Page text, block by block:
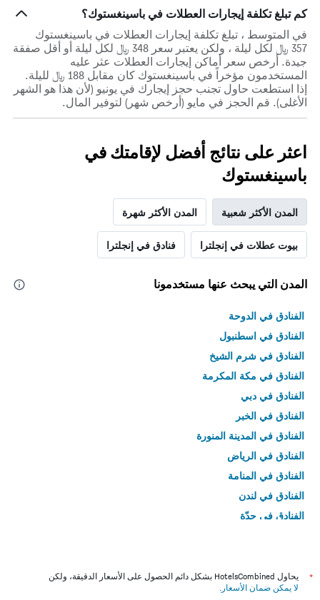
كم تبلغ تكلفة إيجارات العطلات في باسينغستوك؟
في المتوسط ، تبلغ تكلفة إيجارات العطلات في باسينغستوك
357 ﷼ لكل ليلة ، ولكن يعتبر سعر 348 ﷼ لكل ليلة أو أقل صفقة
جيدة. أرخص سعر أماكن إيجارات العطلات عثر عليه
المستخدمون مؤخراً في باسينغستوك كان مقابل 188 ﷼ لليلة.
إذا استطعت حاول تجنب حجز إيجارك في يونيو (لأن هذا هو الشهر
الأغلى). قم الحجز في مايو (أرخص شهر) لتوفير المال.
اعثر على نتائج أفضل لإقامتك في
باسينغستوك
المدن الأكثر شعبية المدن الأكثر شهرة
بيوت عطلات في إنجلترا فنادق في إنجلترا
المدن التي يبحث عنها مستخدمونا
الفنادق في الدوحة
الفنادق في اسطنبول
الفنادق في شرم الشيخ
الفنادق في مكة المكرمة
الفنادق في دبي
الفنادق في الخبر
الفنادق في المدينة المنورة
الفنادق في الرياض
الفنادق في المنامة
الفنادق في لندن
الفنادق في جدّة
*
يحاول HotelsCombined بشكل دائم الحصول على الأسعار الدقيقة، ولكن
لا يمكن ضمان الأسعار .